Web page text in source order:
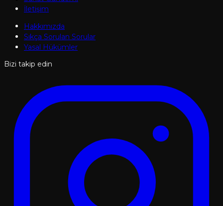
İletişim
Hakkımızda
Sıkça Sorulan Sorular
Yasal Hükümler
Bizi takip edin